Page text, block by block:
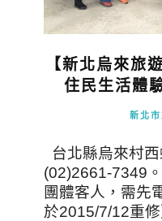
【新北烏來旅
住民生活體
新北市
台北縣烏來村
(02)2661-7349
團體客人，需先
於2015/7/12重